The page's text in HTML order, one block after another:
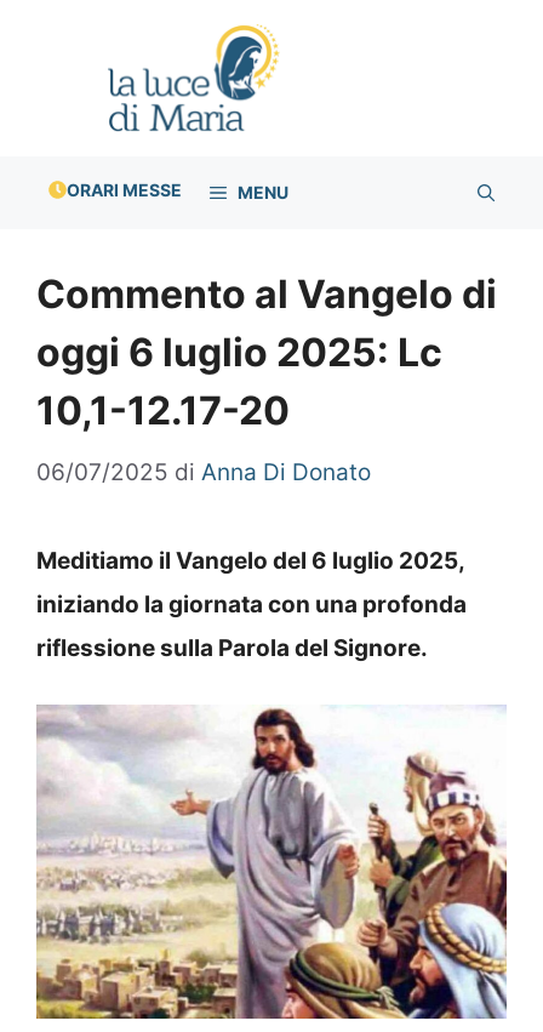
ORARI MESSE MENU
Commento al Vangelo di
oggi 6 luglio 2025: Lc
10,1-12.17-20
06/07/2025 di Anna Di Donato
Meditiamo il Vangelo del 6 luglio 2025,
iniziando la giornata con una profonda
riflessione sulla Parola del Signore.